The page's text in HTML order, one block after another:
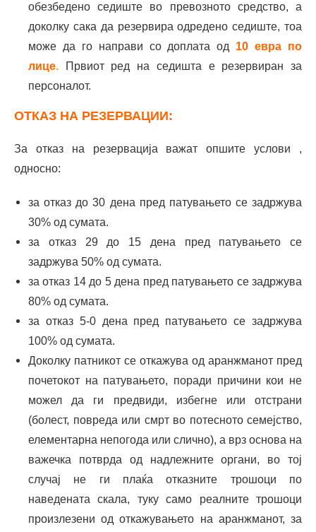
обезбедено седиште во превозното средство, а
доколку сака да резервира одредено седиште, тоа
може да го направи со доплата од 10 евра по
лице. Првиот ред на седишта е резервиран за
персоналот.
ОТКАЗ НА РЕЗЕРВАЦИИ:
За отказ на резервација важат опшите услови ,
односно:
за отказ до 30 дена пред патувањето се задржува
30% од сумата.
за отказ 29 до 15 дена пред патувањето се
задржува 50% од сумата.
за отказ 14 до 5 дена пред патувањето се задржува
80% од сумата.
за отказ 5-0 дена пред патувањето се задржува
100% од сумата.
Доколку патникот се откажува од аранжманот пред
почетокот на патувањето, поради причини кои не
можел да ги предвиди, избегне или отстрани
(болест, повреда или смрт во потесното семејство,
елементарна непогода или слично), а врз основа на
важечка потврда од надлежните органи, во тој
случај не ги плаќа отказните трошоци по
наведената скала, туку само реалните трошоци
произлезени од откажувањето на аранжманот, за